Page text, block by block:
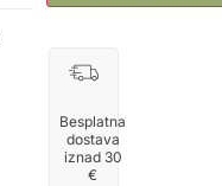
Besplatna
dostava
iznad 30
€